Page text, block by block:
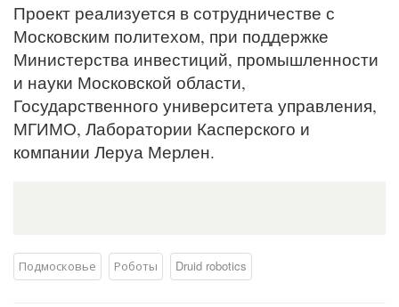
Проект реализуется в сотрудничестве с
Московским политехом, при поддержке
Министерства инвестиций, промышленности
и науки Московской области,
Государственного университета управления,
МГИМО, Лаборатории Касперского и
компании Леруа Мерлен.
Подмосковье Роботы Druid robotics